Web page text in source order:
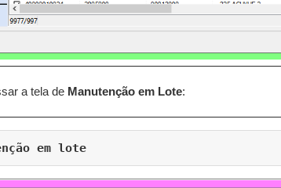
a tela de Manutenção em Lote:
em lote